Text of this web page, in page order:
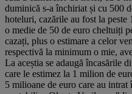
duminică s-a închiriat și cu 500
hoteluri, cazările au fost la
o medie de 50 de euro cheltuiți
cazați, plus o estimare a celor
respectivă la minimum o mie,
La aceștia se adaugă încasările
care le estimez la 1 milion de
5 milioane de euro care au